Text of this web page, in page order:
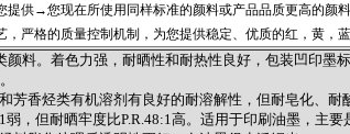
提供→您现在所使用同样标准的颜料或产品品质更高的颜
严格的质量控制机制，为您提供稳定、优质的红，黄，蓝
颜料。着色力强，耐晒性和耐热性良好，包装凹印墨
芳香烃类有机溶剂有良好的耐溶解性，但耐皂化、耐
，但耐晒牢度比P.R.48:1高。适用于印刷油墨，主要